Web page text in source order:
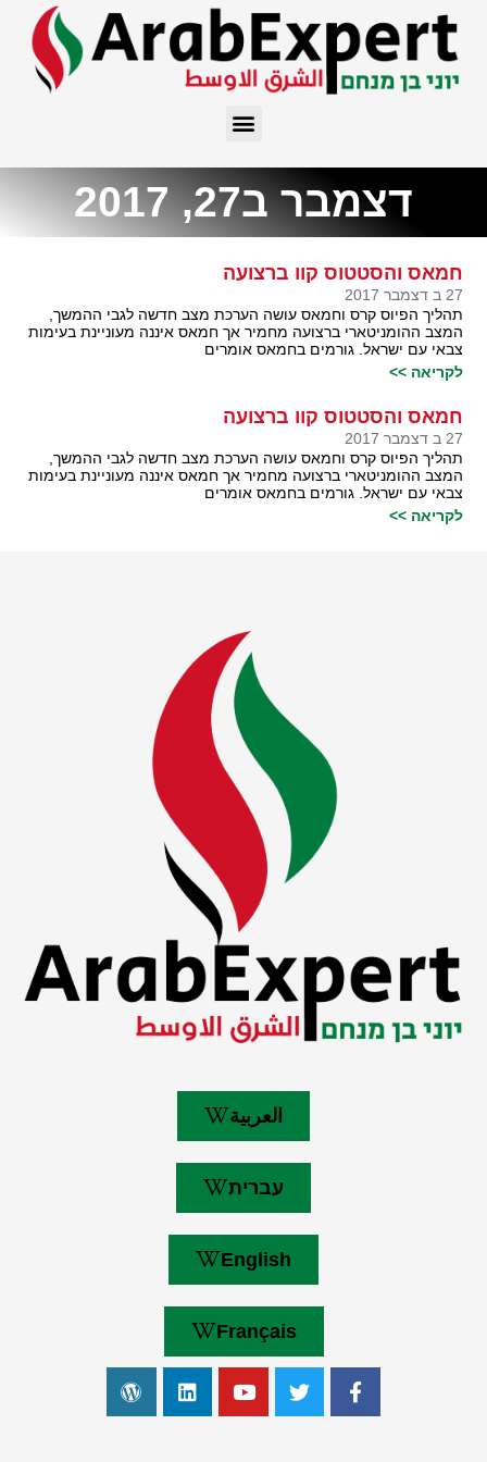
דצמבר ב27, 2017
חמאס והסטטוס קוו ברצועה
27 ב דצמבר 2017
תהליך הפיוס קרס וחמאס עושה הערכת מצב חדשה לגבי ההמשך,
המצב ההומניטארי ברצועה מחמיר אך חמאס איננה מעוניינת בעימות
צבאי עם ישראל. גורמים בחמאס אומרים
לקריאה >>
חמאס והסטטוס קוו ברצועה
27 ב דצמבר 2017
תהליך הפיוס קרס וחמאס עושה הערכת מצב חדשה לגבי ההמשך,
המצב ההומניטארי ברצועה מחמיר אך חמאס איננה מעוניינת בעימות
צבאי עם ישראל. גורמים בחמאס אומרים
לקריאה >>
العربية
עברית
English
Français